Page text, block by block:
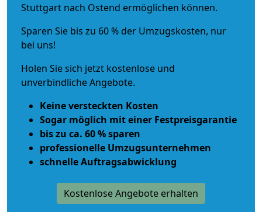
Stuttgart nach Ostend ermöglichen können.
Sparen Sie bis zu 60 % der Umzugskosten, nur
bei uns!
Holen Sie sich jetzt kostenlose und
unverbindliche Angebote.
Keine versteckten Kosten
Sogar möglich mit einer Festpreisgarantie
bis zu ca. 60 % sparen
professionelle Umzugsunternehmen
schnelle Auftragsabwicklung
Kostenlose Angebote erhalten